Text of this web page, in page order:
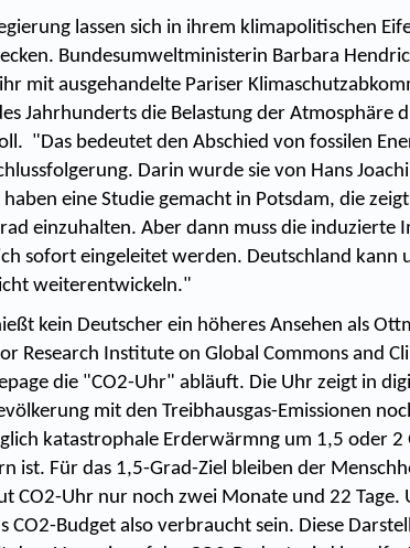
lassen sich in ihrem klimapolitischen
Bundesumweltministerin Barbara
mit ausgehandelte Pariser
Jahrhunderts die Belastung der Atmosphäre
"Das bedeutet den Abschied von fossilen
Darin wurde sie von Hans
eine Studie gemacht in Potsdam, die
einzuhalten. Aber dann muss die induzierte
sofort eingeleitet werden. Deutschland kann
weiterentwickeln."
kein Deutscher ein höheres Ansehen als
Research Institute on Global Commons and
die "CO2-Uhr" abläuft. Die Uhr zeigt in
mit den Treibhausgas-Emissionen
katastrophale Erderwärmng um 1,5 oder 2
ist. Für das 1,5-Grad-Ziel bleiben der
CO2-Uhr nur noch zwei Monate und 22 Tage.
CO2-Budget also verbraucht sein. Diese